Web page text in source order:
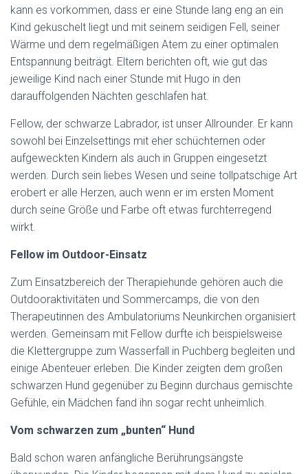
kann es vorkommen, dass er eine Stunde lang eng an ein
Kind gekuschelt liegt und mit seinem seidigen Fell, seiner
Wärme und dem regelmäßigen Atem zu einer optimalen
Entspannung beiträgt. Eltern berichten oft, wie gut das
jeweilige Kind nach einer Stunde mit Hugo in den
darauffolgenden Nächten geschlafen hat.
Fellow, der schwarze Labrador, ist unser Allrounder. Er kann
sowohl bei Einzelsettings mit eher schüchternen oder
aufgeweckten Kindern als auch in Gruppen eingesetzt
werden. Durch sein liebes Wesen und seine tollpatschige Art
erobert er alle Herzen, auch wenn er im ersten Moment
durch seine Größe und Farbe oft etwas furchterregend
wirkt.
Fellow im Outdoor-Einsatz
Zum Einsatzbereich der Therapiehunde gehören auch die
Outdooraktivitäten und Sommercamps, die von den
Therapeutinnen des Ambulatoriums Neunkirchen organisiert
werden. Gemeinsam mit Fellow durfte ich beispielsweise
die Klettergruppe zum Wasserfall in Puchberg begleiten und
einige Abenteuer erleben. Die Kinder zeigten dem großen
schwarzen Hund gegenüber zu Beginn durchaus gemischte
Gefühle, ein Mädchen fand ihn sogar recht unheimlich.
Vom schwarzen zum „bunten“ Hund
Bald schon waren anfängliche Berührungsängste